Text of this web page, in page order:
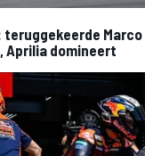
teruggekeerde
Aprilia domineert